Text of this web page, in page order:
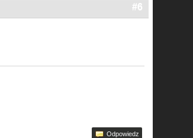
#6
Odpowiedz